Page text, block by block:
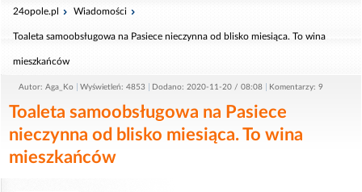
24opole.pl Wiadomości
Toaleta samoobsługowa na Pasiece nieczynna od blisko miesiąca. To wina
mieszkańców
Autor: Aga_Ko Wyświetleń: 4853 Dodano: 2020-11-20 / 08:08 Komentarzy: 9
Toaleta samoobsługowa na Pasiece
nieczynna od blisko miesiąca. To wina
mieszkańców